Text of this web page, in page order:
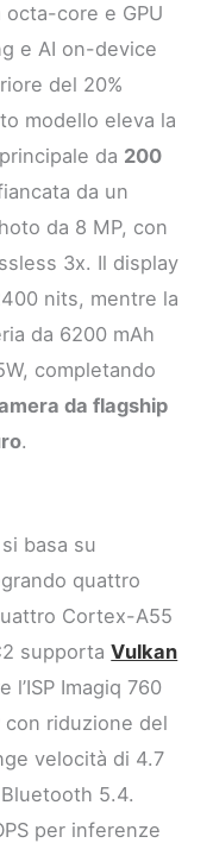
core e GPU
e AI on-device
del 20%
modello eleva la
da 200
da un
da 8 MP, con
3x. Il display
nits, mentre la
da 6200 mAh
completando
da flagship
.
si basa su
quattro
Cortex-A55
supportaVulkan
Imagiq 760
riduzione del
velocità di 4.7
5.4.
per inferenze